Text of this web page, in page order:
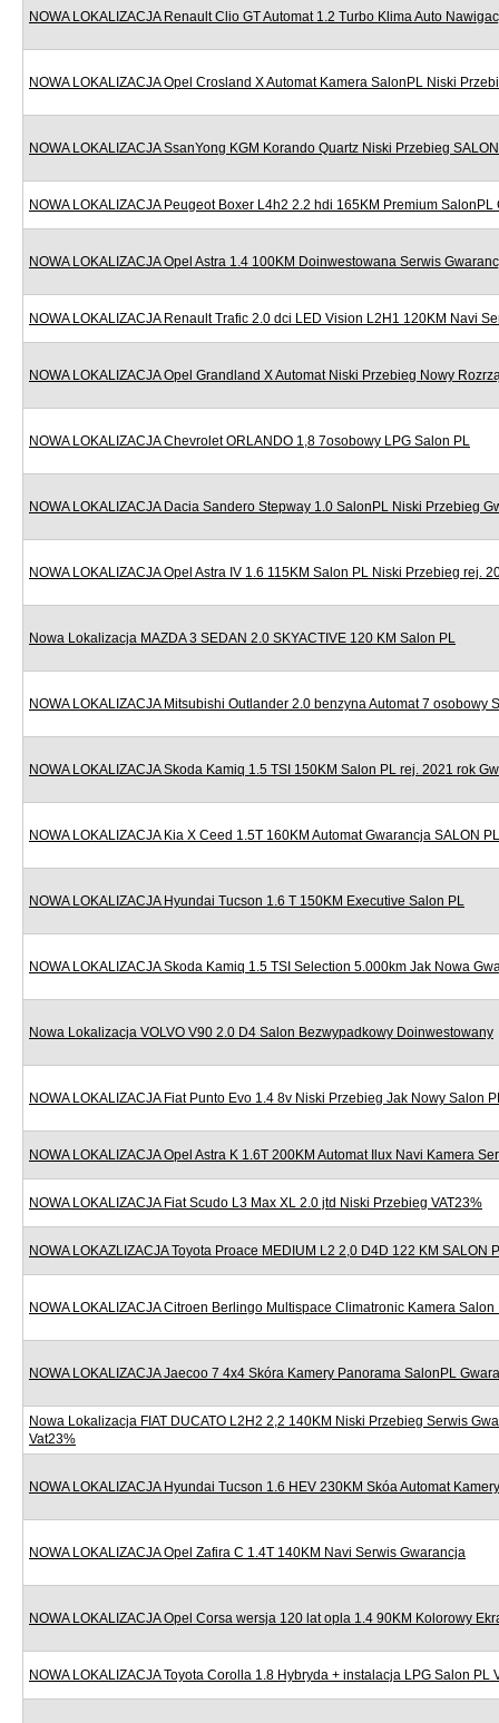
NOWA LOKALIZACJA Renault Clio GT Automat 1.2 Turbo Klima Auto
NOWA LOKALIZACJA Opel Crosland X Automat Kamera SalonPL Niski
NOWA LOKALIZACJA SsanYong KGM Korando Quartz Niski Przebieg
NOWA LOKALIZACJA Peugeot Boxer L4h2 2.2 hdi 165KM Premium
NOWA LOKALIZACJA Opel Astra 1.4 100KM Doinwestowana Serwis
NOWA LOKALIZACJA Renault Trafic 2.0 dci LED Vision L2H1 120KM Navi
NOWA LOKALIZACJA Opel Grandland X Automat Niski Przebieg Nowy
NOWA LOKALIZACJA Chevrolet ORLANDO 1,8 7osobowy LPG Salon PL
NOWA LOKALIZACJA Dacia Sandero Stepway 1.0 SalonPL Niski Przebieg
NOWA LOKALIZACJA Opel Astra IV 1.6 115KM Salon PL Niski Przebieg rej.
Nowa Lokalizacja MAZDA 3 SEDAN 2.0 SKYACTIVE 120 KM Salon PL
NOWA LOKALIZACJA Mitsubishi Outlander 2.0 benzyna Automat 7 osobowy
NOWA LOKALIZACJA Skoda Kamiq 1.5 TSI 150KM Salon PL rej. 2021 rok
NOWA LOKALIZACJA Kia X Ceed 1.5T 160KM Automat Gwarancja SALON PL
NOWA LOKALIZACJA Hyundai Tucson 1.6 T 150KM Executive Salon PL
NOWA LOKALIZACJA Skoda Kamiq 1.5 TSI Selection 5.000km Jak Nowa
Nowa Lokalizacja VOLVO V90 2.0 D4 Salon Bezwypadkowy Doinwestowany
NOWA LOKALIZACJA Fiat Punto Evo 1.4 8v Niski Przebieg Jak Nowy Salon
NOWA LOKALIZACJA Opel Astra K 1.6T 200KM Automat Ilux Navi Kamera
NOWA LOKALIZACJA Fiat Scudo L3 Max XL 2.0 jtd Niski Przebieg VAT23%
NOWA LOKAZLIZACJA Toyota Proace MEDIUM L2 2,0 D4D 122 KM SALON
NOWA LOKALIZACJA Citroen Berlingo Multispace Climatronic Kamera Salon
NOWA LOKALIZACJA Jaecoo 7 4x4 Skóra Kamery Panorama SalonPL
Nowa Lokalizacja FIAT DUCATO L2H2 2,2 140KM Niski Przebieg Serwis
Vat23%
NOWA LOKALIZACJA Hyundai Tucson 1.6 HEV 230KM Skóa Automat
NOWA LOKALIZACJA Opel Zafira C 1.4T 140KM Navi Serwis Gwarancja
NOWA LOKALIZACJA Opel Corsa wersja 120 lat opla 1.4 90KM Kolorowy
NOWA LOKALIZACJA Toyota Corolla 1.8 Hybryda + instalacja LPG Salon PL